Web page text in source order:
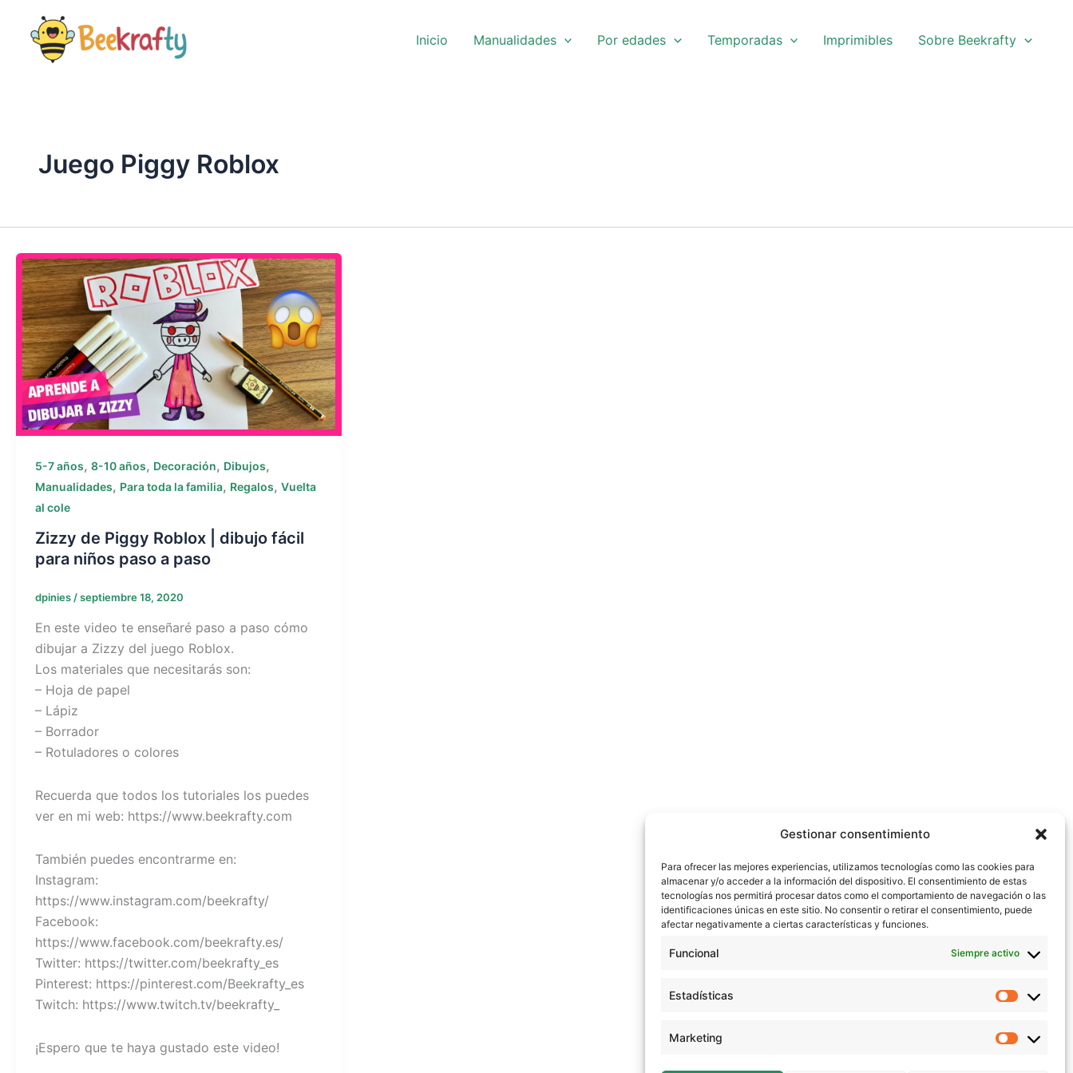
Gestionar consentimiento
Para ofrecer las mejores experiencias, utilizamos tecnologías como las cookies para
almacenar y/o acceder a la información del dispositivo. El consentimiento de estas
tecnologías nos permitirá procesar datos como el comportamiento de navegación o las
identificaciones únicas en este sitio. No consentir o retirar el consentimiento, puede
afectar negativamente a ciertas características y funciones.
Funcional Siempre activo
Estadísticas
Marketing Marketing
contenido
Inicio Manualidades Por edades Temporadas Imprimibles Sobre Beekrafty
Juego Piggy Roblox
5-7 años, 8-10 años, Decoración, Dibujos,
Manualidades, Para toda la familia, Regalos, Vuelta
al cole
Zizzy de Piggy Roblox | dibujo fácil
para niños paso a paso
dpinies/septiembre 18, 2020
En este video te enseñaré paso a paso cómo
dibujar a Zizzy del juego Roblox.
Los materiales que necesitarás son:
– Hoja de papel
– Lápiz
– Borrador
– Rotuladores o colores
Recuerda que todos los tutoriales los puedes
ver en mi web: https://www.beekrafty.com
También puedes encontrarme en:
Instagram:
https://www.instagram.com/beekrafty/
Facebook:
https://www.facebook.com/beekrafty.es/
Twitter: https://twitter.com/beekrafty_es
Pinterest: https://pinterest.com/Beekrafty_es
Twitch: https://www.twitch.tv/beekrafty_
¡Espero que te haya gustado este video!